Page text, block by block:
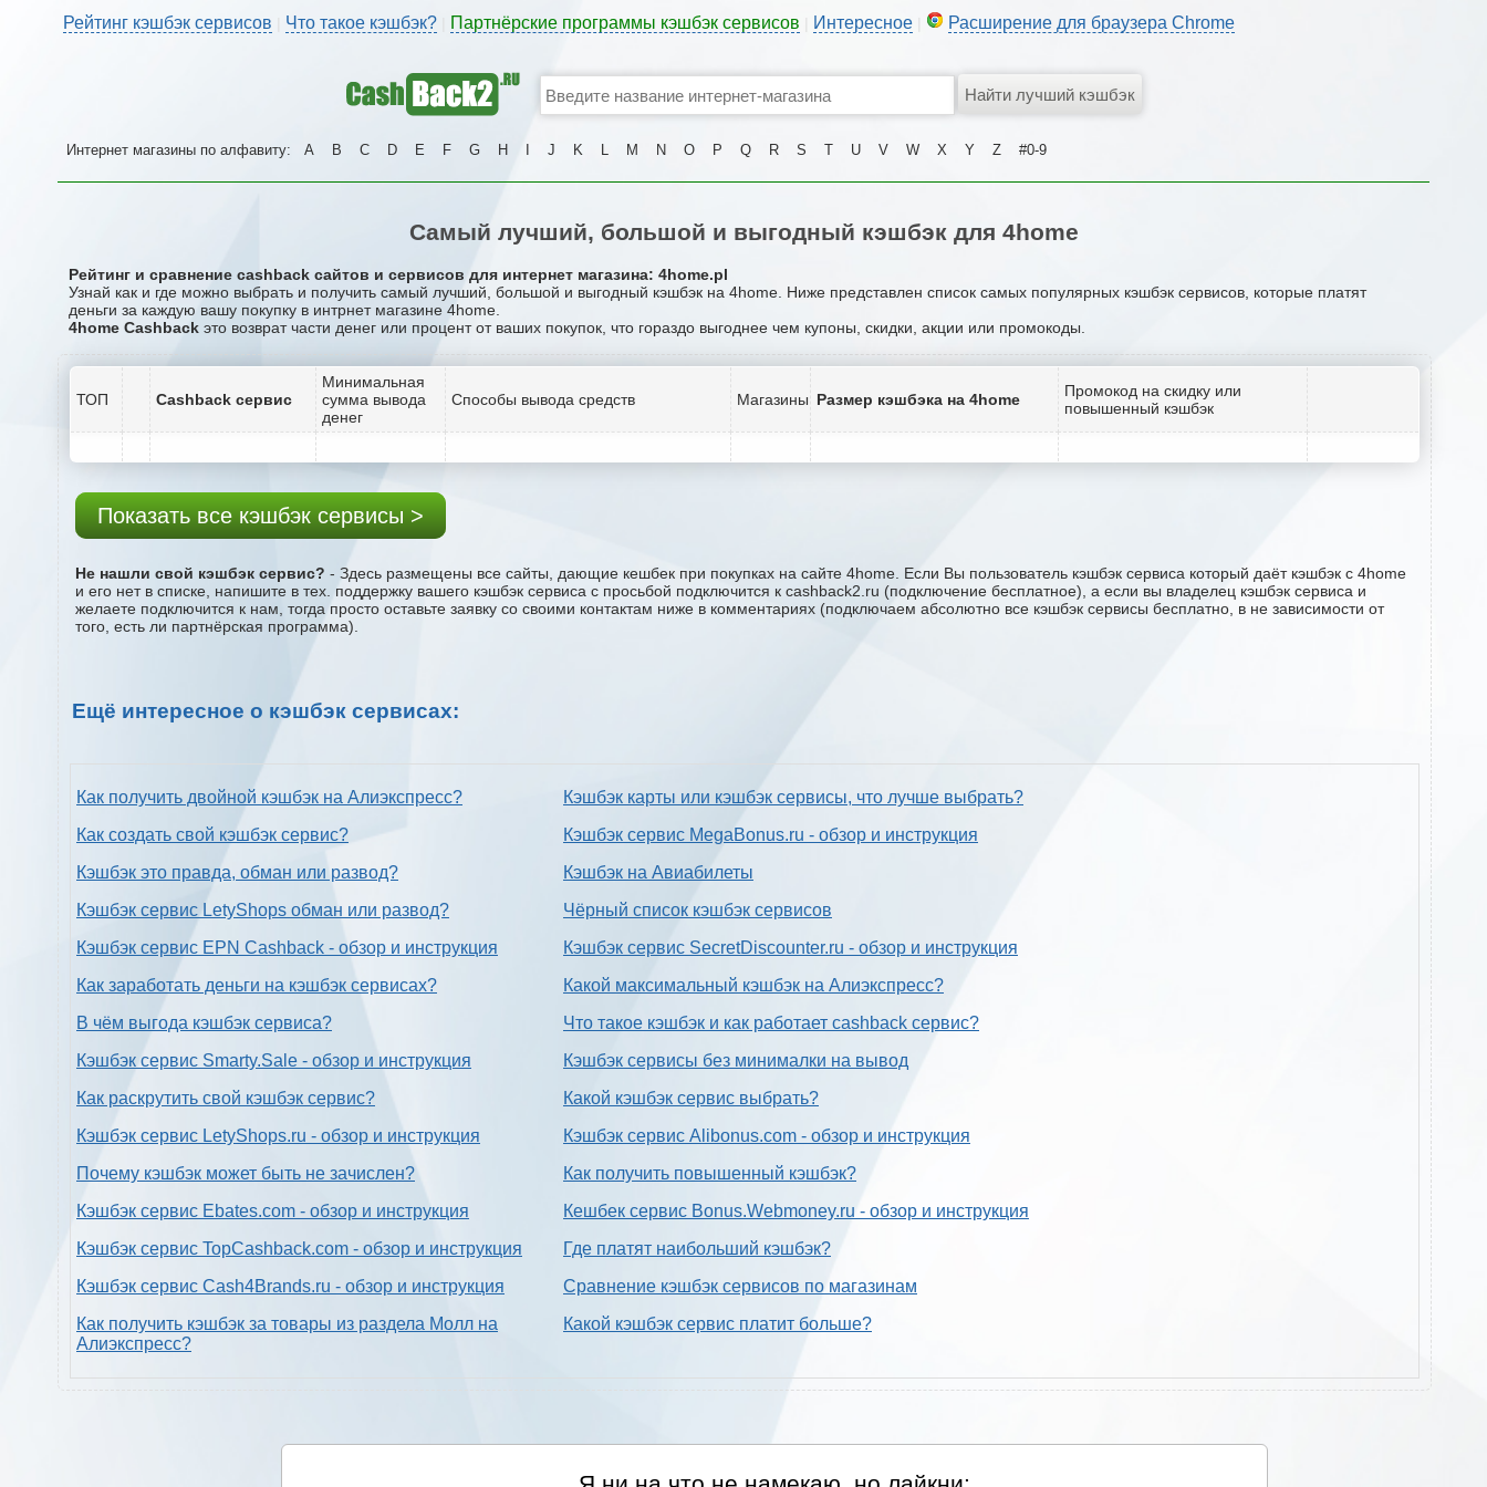
Рейтинг кэшбэк сервисов Что такое кэшбэк? Партнёрские программы кэшбэк сервисов Интересное Расширение для браузера Chrome
Интернет магазины по алфавиту: A B C D E F G H J K L M N O P Q R S T U V W X Y Z #0-9
Самый лучший, большой и выгодный кэшбэк для 4home
Рейтинг и сравнение cashback сайтов и сервисов для интернет магазина: 4home.pl
Узнай как и где можно выбрать и получить самый лучший, большой и выгодный кэшбэк на 4home. Ниже представлен список самых популярных кэшбэк сервисов, которые платят
деньги за каждую вашу покупку в интрнет магазине 4home.
4home Cashback это возврат части денег или процент от ваших покупок, что гораздо выгоднее чем купоны, скидки, акции или промокоды.
ТОП Cashback сервис
Минимальная
сумма вывода
денег
Способы вывода средств Магазины Размер кэшбэка на 4home
Промокод на скидку или
повышенный кэшбэк
Показать все кэшбэк сервисы >
Не нашли свой кэшбэк сервис? - Здесь размещены все сайты, дающие кешбек при покупках на сайте 4home. Если Вы пользователь кэшбэк сервиса который даёт кэшбэк с 4home
и его нет в списке, напишите в тех. поддержку вашего кэшбэк сервиса с проcьбой подключится к cashback2.ru (подключение бесплатное), а если вы владелец кэшбэк сервиса и
желаете подключится к нам, тогда просто оставьте заявку со своими контактам ниже в комментариях (подключаем абсолютно все кэшбэк сервисы бесплатно, в не зависимости от
того, есть ли партнёрская программа).
Ещё интересное о кэшбэк сервисах:
Как получить двойной кэшбэк на Алиэкспресс?
Как создать свой кэшбэк сервис?
Кэшбэк это правда, обман или развод?
Кэшбэк сервис LetyShops обман или развод?
Кэшбэк сервис EPN Cashback - обзор и инструкция
Как заработать деньги на кэшбэк сервисах?
В чём выгода кэшбэк сервиса?
Кэшбэк сервис Smarty.Sale - обзор и инструкция
Как раскрутить свой кэшбэк сервис?
Кэшбэк сервис LetyShops.ru - обзор и инструкция
Почему кэшбэк может быть не зачислен?
Кэшбэк сервис Ebates.com - обзор и инструкция
Кэшбэк сервис TopCashback.com - обзор и инструкция
Кэшбэк сервис Cash4Brands.ru - обзор и инструкция
Как получить кэшбэк за товары из раздела Молл на
Алиэкспресс?
Кэшбэк карты или кэшбэк сервисы, что лучше выбрать?
Кэшбэк сервис MegaBonus.ru - обзор и инструкция
Кэшбэк на Авиабилеты
Чёрный список кэшбэк сервисов
Кэшбэк сервис SecretDiscounter.ru - обзор и инструкция
Какой максимальный кэшбэк на Алиэкспресс?
Что такое кэшбэк и как работает cashback сервис?
Кэшбэк сервисы без минималки на вывод
Какой кэшбэк сервис выбрать?
Кэшбэк сервис Alibonus.com - обзор и инструкция
Как получить повышенный кэшбэк?
Кешбек сервис Bonus.Webmoney.ru - обзор и инструкция
Где платят наибольший кэшбэк?
Сравнение кэшбэк сервисов по магазинам
Какой кэшбэк сервис платит больше?